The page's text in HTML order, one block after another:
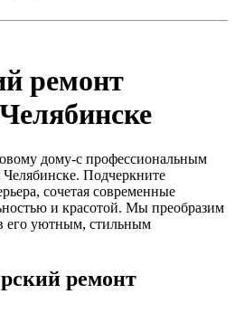
ремонт
дому-с профессиональным
Подчеркните
сочетая современные
и красотой. Мы преобразим
его уютным, стильным
ремонт